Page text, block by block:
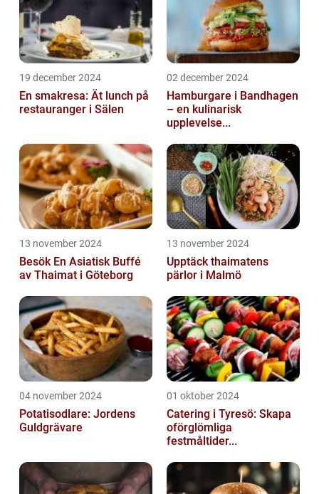
19 december 2024
En smakresa: Ät lunch på
restauranger i Sälen
02 december 2024
Hamburgare i Bandhagen
– en kulinarisk
upplevelse...
13 november 2024
Besök En Asiatisk Buffé
av Thaimat i Göteborg
13 november 2024
Upptäck thaimatens
pärlor i Malmö
04 november 2024
Potatisodlare: Jordens
Guldgrävare
01 oktober 2024
Catering i Tyresö: Skapa
oförglömliga
festmåltider...